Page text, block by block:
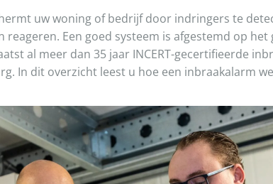
uw woning of bedrijf door indringers te
reageren. Een goed systeem is afgestemd op
al meer dan 35 jaar INCERT-gecertifieerde
In dit overzicht leest u hoe een inbraakalarm